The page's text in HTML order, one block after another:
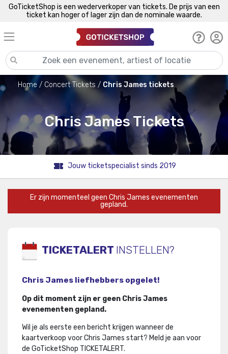
GoTicketShop is een wederverkoper van tickets. De prijs van een
ticket kan hoger of lager zijn dan de nominale waarde.
Home Concert Tickets Chris James tickets
Chris James Tickets
Jouw ticketspecialist sinds 2019
Er zijn momenteel geen Chris James evenementen
gepland.
TICKETALERT INSTELLEN?
Chris James liefhebbers opgelet!
Op dit moment zijn er geen Chris James
evenementen gepland.
Wil je als eerste een bericht krijgen wanneer de
kaartverkoop voor Chris James start? Meld je aan voor
de GoTicketShop TICKETALERT.